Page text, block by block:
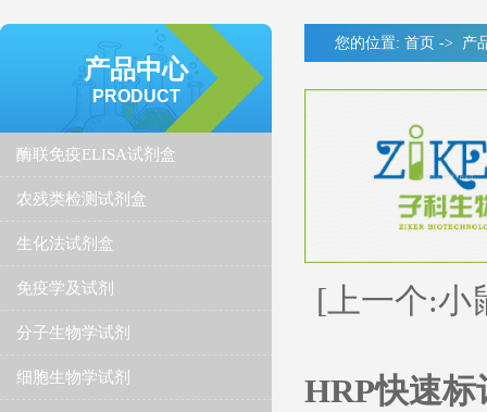
产品中心
PRODUCT
酶联免疫ELISA试剂盒
农残类检测试剂盒
生化法试剂盒
免疫学及试剂
分子生物学试剂
细胞生物学试剂
您的位置: 首页 -> 产
[上一个:小
HRP快速标